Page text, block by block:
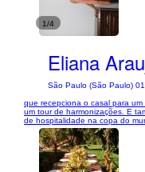
1/4
Eliana
São Paulo (São Paulo)
que recepciona o casal para
um tour de harmonizações. E
de hospitalidade na copa do